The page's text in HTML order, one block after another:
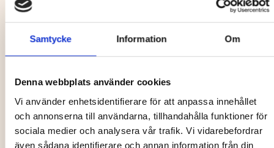
Samtycke Information Om
Denna webbplats använder cookies
Vi använder enhetsidentifierare för att anpassa innehållet
och annonserna till användarna, tillhandahålla funktioner för
sociala medier och analysera vår trafik. Vi vidarebefordrar
även sådana identifierare och annan information från din